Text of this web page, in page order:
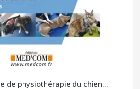
de physiothérapie du chien...